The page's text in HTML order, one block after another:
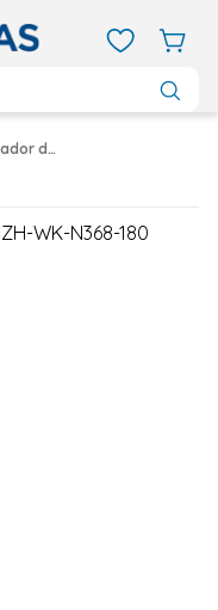
Ferramenta Curvador de Tubo Vix 1/4 a 3/8 WK-N368-180